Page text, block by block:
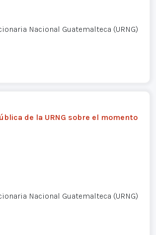
Nacional Guatemalteca (URNG)
de la URNG sobre el momento
Nacional Guatemalteca (URNG)